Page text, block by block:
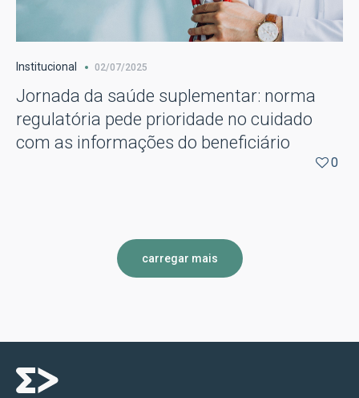
Institucional 02/07/2025
Jornada da saúde suplementar: norma
regulatória pede prioridade no cuidado
com as informações do beneficiário
0
carregar mais